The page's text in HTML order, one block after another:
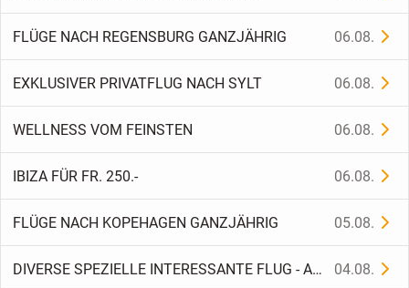
FLÜGE NACH REGENSBURG GANZJÄHRIG 06.08.
EXKLUSIVER PRIVATFLUG NACH SYLT 06.08.
WELLNESS VOM FEINSTEN 06.08.
IBIZA FÜR FR. 250.- 06.08.
FLÜGE NACH KOPEHAGEN GANZJÄHRIG 05.08.
DIVERSE SPEZIELLE INTERESSANTE FLUG - ANGEBOTEE
04.08.